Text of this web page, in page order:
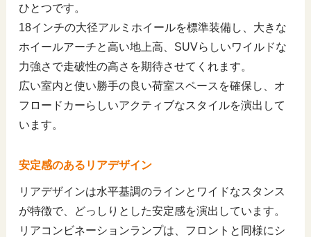
ひとつです。
18インチの大径アルミホイールを標準装備し、大きな
ホイールアーチと高い地上高、SUVらしいワイルドな
力強さで走破性の高さを期待させてくれます。
広い室内と使い勝手の良い荷室スペースを確保し、オ
フロードカーらしいアクティブなスタイルを演出して
います。
安定感のあるリアデザイン
リアデザインは水平基調のラインとワイドなスタンス
が特徴で、どっしりとした安定感を演出しています。
リアコンビネーションランプは、フロントと同様にシ